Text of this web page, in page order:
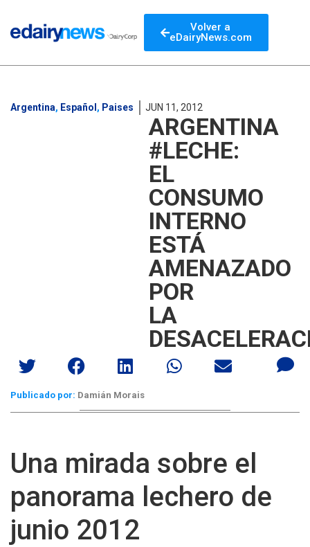
Volver a
eDairyNews.com
Argentina, Español , Paises JUN 11, 2012
ARGENTINA
#LECHE:
EL
CONSUMO
INTERNO
ESTÁ
AMENAZADO
POR
LA
Publicado por: Damián Morais
Una mirada sobre el
panorama lechero de
junio 2012